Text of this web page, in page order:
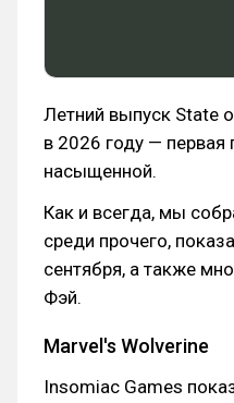
Летний выпуск State
в 2026 году —
насыщенной.
Как и всегда, мы
среди прочего,
сентября, а также
Фэй.
Marvel's Wolverine
Insomiac Games